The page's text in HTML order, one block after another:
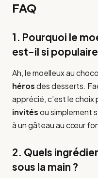
FAQ
1. Pourquoi le
est-il si populaire
Ah, le moelleux au
hérosdes desserts.
apprécié, c’est le choix
invitésou simplement
à un gâteau au cœur
2. Quels
sous la main ?